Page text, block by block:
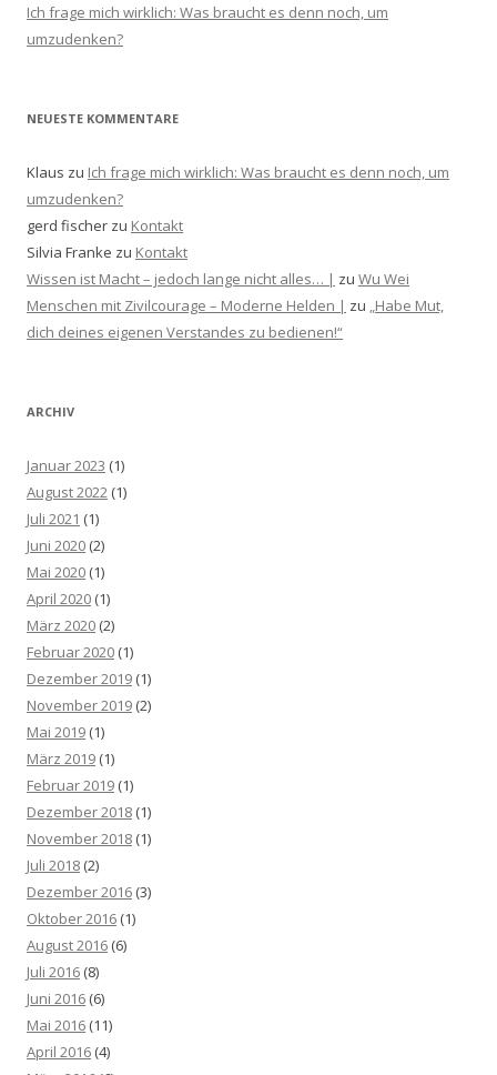
Ich frage mich wirklich: Was braucht es denn noch, um
umzudenken?
NEUESTE KOMMENTARE
Klaus zu Ich frage mich wirklich: Was braucht es denn noch, um
umzudenken?
gerd fischer zu Kontakt
Silvia Franke zu Kontakt
Wissen ist Macht – jedoch lange nicht alles… | zu Wu Wei
Menschen mit Zivilcourage – Moderne Helden | zu „Habe Mut,
dich deines eigenen Verstandes zu bedienen!“
ARCHIV
Januar 2023 (1)
August 2022 (1)
Juli 2021 (1)
Juni 2020 (2)
Mai 2020 (1)
April 2020 (1)
März 2020 (2)
Februar 2020 (1)
Dezember 2019 (1)
November 2019 (2)
Mai 2019 (1)
März 2019 (1)
Februar 2019 (1)
Dezember 2018 (1)
November 2018 (1)
Juli 2018 (2)
Dezember 2016 (3)
Oktober 2016 (1)
August 2016 (6)
Juli 2016 (8)
Juni 2016 (6)
Mai 2016 (11)
April 2016 (4)